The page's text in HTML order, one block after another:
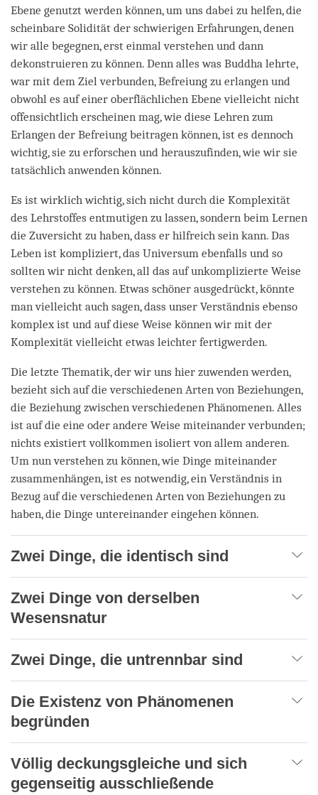
Ebene genutzt werden können, um uns dabei zu helfen, die
scheinbare Solidität der schwierigen Erfahrungen, denen
wir alle begegnen, erst einmal verstehen und dann
dekonstruieren zu können. Denn alles was Buddha lehrte,
war mit dem Ziel verbunden, Befreiung zu erlangen und
obwohl es auf einer oberflächlichen Ebene vielleicht nicht
offensichtlich erscheinen mag, wie diese Lehren zum
Erlangen der Befreiung beitragen können, ist es dennoch
wichtig, sie zu erforschen und herauszufinden, wie wir sie
tatsächlich anwenden können.
Es ist wirklich wichtig, sich nicht durch die Komplexität
des Lehrstoffes entmutigen zu lassen, sondern beim Lernen
die Zuversicht zu haben, dass er hilfreich sein kann. Das
Leben ist kompliziert, das Universum ebenfalls und so
sollten wir nicht denken, all das auf unkomplizierte Weise
verstehen zu können. Etwas schöner ausgedrückt, könnte
man vielleicht auch sagen, dass unser Verständnis ebenso
komplex ist und auf diese Weise können wir mit der
Komplexität vielleicht etwas leichter fertigwerden.
Die letzte Thematik, der wir uns hier zuwenden werden,
bezieht sich auf die verschiedenen Arten von Beziehungen,
die Beziehung zwischen verschiedenen Phänomenen. Alles
ist auf die eine oder andere Weise miteinander verbunden;
nichts existiert vollkommen isoliert von allem anderen.
Um nun verstehen zu können, wie Dinge miteinander
zusammenhängen, ist es notwendig, ein Verständnis in
Bezug auf die verschiedenen Arten von Beziehungen zu
haben, die Dinge untereinander eingehen können.
Zwei Dinge, die identisch sind
Zwei Dinge von derselben
Wesensnatur
Zwei Dinge, die untrennbar sind
Die Existenz von Phänomenen
begründen
Völlig deckungsgleiche und sich
gegenseitig ausschließende